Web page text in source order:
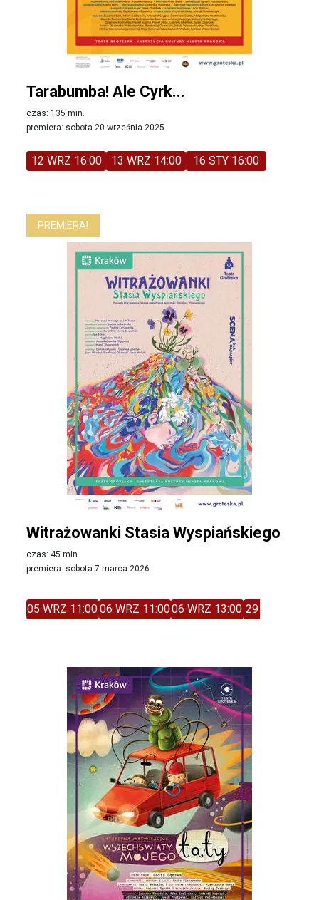
Tarabumba! Ale Cyrk...
czas: 135 min.
premiera: sobota 20 września 2025
12 WRZ 16:00 13 WRZ 14:00 16 STY 16:00
PREMIERA!
Witrażowanki Stasia Wyspiańskiego
czas: 45 min.
premiera: sobota 7 marca 2026
05 WRZ 11:0006 WRZ 11:0006 WRZ 13:00 29 GRU 11:00